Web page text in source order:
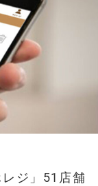
ジ」51店舗